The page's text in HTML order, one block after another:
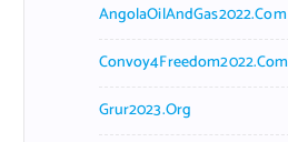
AngolaOilAndGas2022.com
Convoy4Freedom2022.com
Grur2023.org